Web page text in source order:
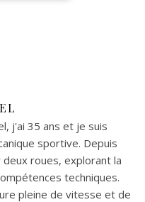
une
sur
j'ai 35 ans et je suis
sportive. Depuis
roues, explorant la
techniques.
pleine de vitesse et de